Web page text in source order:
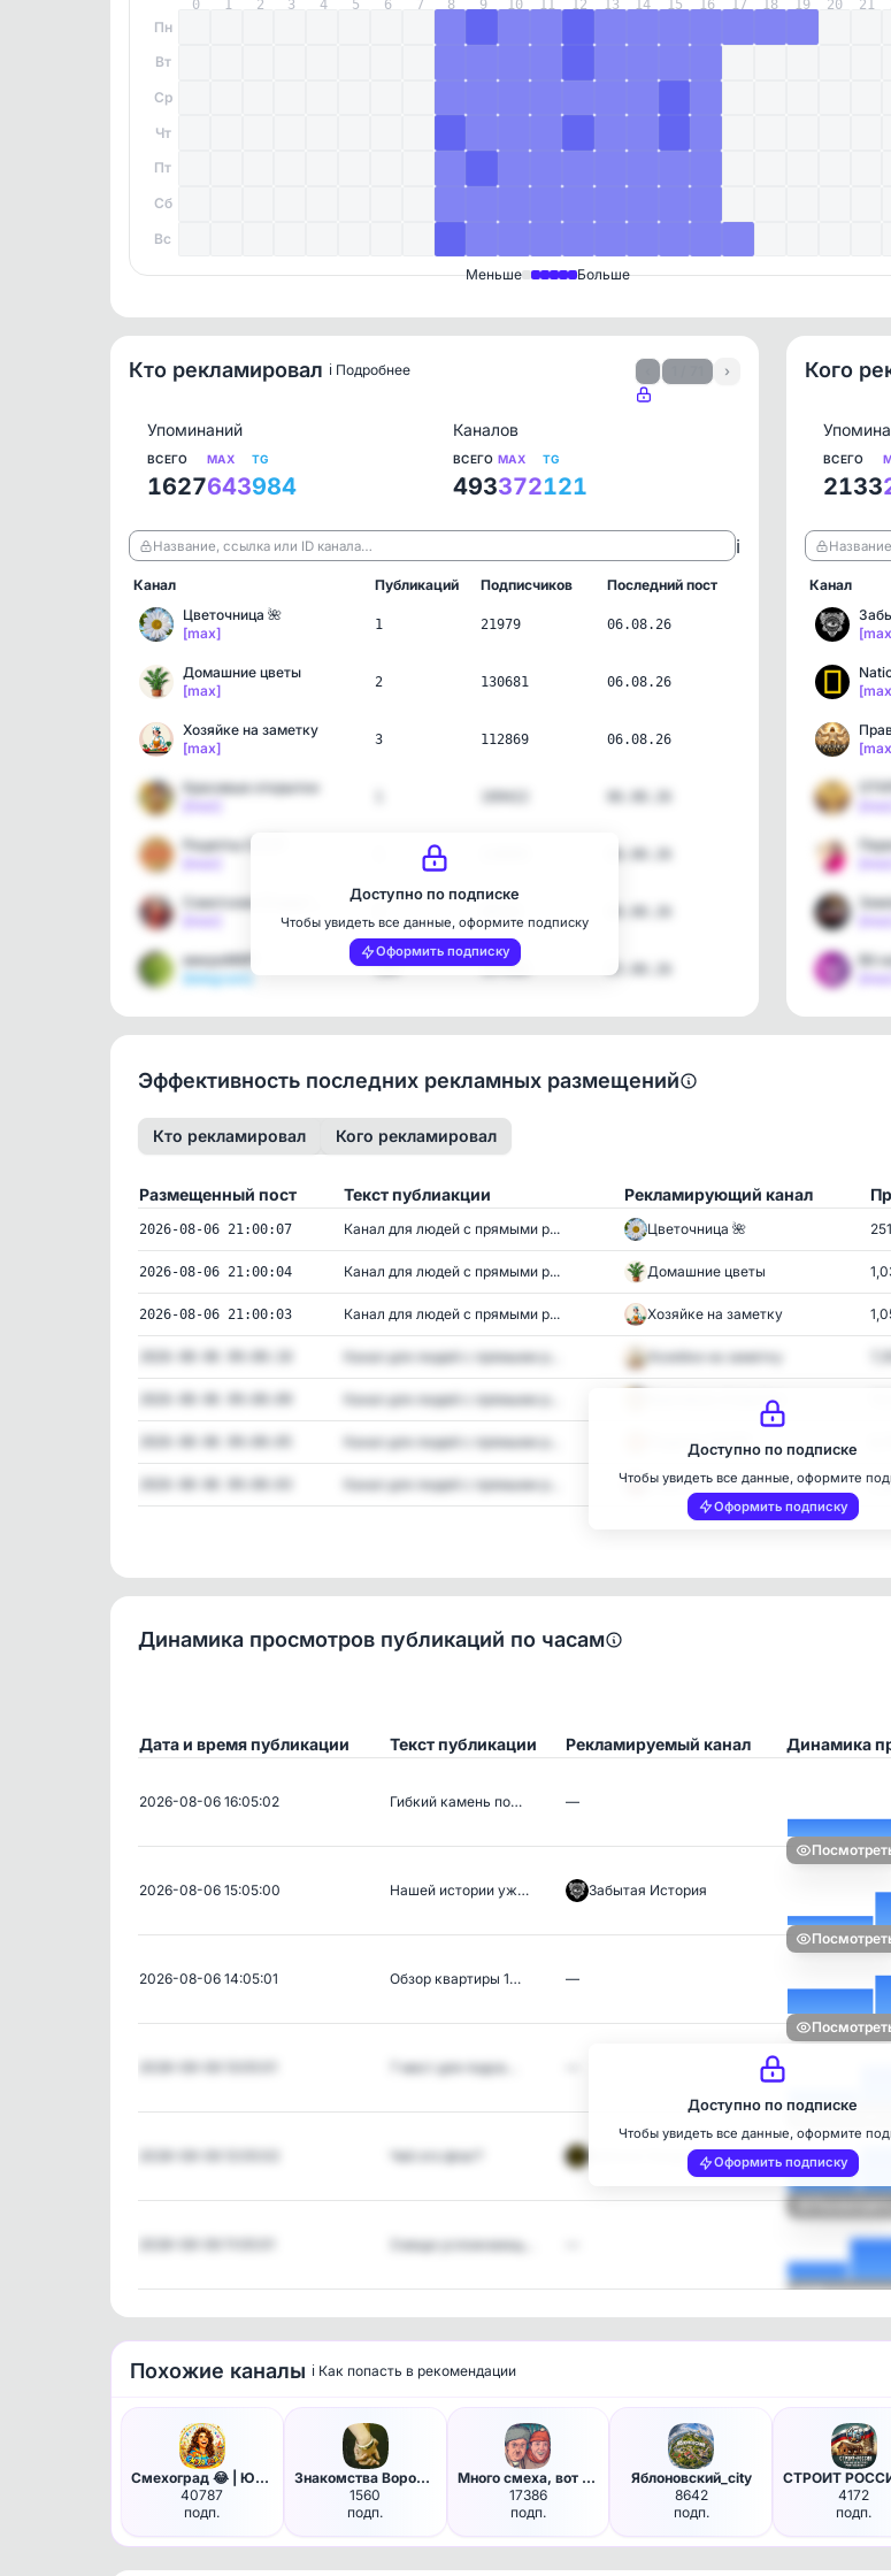
0 1 2 3 4 5 6 7 8 9 10 11 12 13 14 15 16 17 18 19 20 21
Пн
Вт
Ср
Чт
Пт
Сб
Вс
Меньше Больше
Кто рекламировал ℹ️ Подробнее ›
Упоминаний
ВСЕГО
1627
MAX
643
TG
984
Каналов
ВСЕГО
493
MAX
372
TG
121
Название, ссылка или ID канала… ℹ️
Канал Публикаций Подписчиков
Последний пост
Цветочница 🌺
[max]
1 21979 06.08.26
Домашние цветы
[max]
2 130681 06.08.26
Хозяйке на заметку
[max]
3 112869 06.08.26
Красивые открытки
Рецепты СССР
микроМИР
[telegram]
109 127690 05.08.26
Доступно по подписке
Чтобы увидеть все данные, оформите подписку
Оформить подписку
Кого
ВСЕГО
2133
Канал
Вб
Эффективность последних рекламных размещений
Кто рекламировал Кого рекламировал
Размещенный пост Текст публиакции Рекламирующий канал
2026-08-06 21:00:07 Канал для людей с прямыми р... Цветочница 🌺 251
2026-08-06 21:00:04 Канал для людей с прямыми р... Домашние цветы
2026-08-06 21:00:03 Канал для людей с прямыми р... Хозяйке на заметку
Канал для людей с прямыми р... Хозяйке на заметку
Канал для людей с прямыми р... Красивые открытки
Канал для людей с прямыми р... Рецепты СССР
Канал для людей с прямыми р... Советские Открытки!
Доступно по подписке
Чтобы увидеть все данные, оформите
Оформить подписку
Динамика просмотров публикаций по часам
Дата и время публикации Текст публикации Рекламируемый канал Динамика
2026-08-06 16:05:02 Гибкий камень по… —
2026-08-06 15:05:00 Нашей истории уж… Забытая История
2026-08-06 14:05:01 Обзор квартиры 1… —
7 мест для подсв…
Посмотреть
Чей это флаг? National Geograph1c
Посмотреть
3 вещи усложнающ…
Доступно по подписке
Чтобы увидеть все данные, оформите
Оформить подписку
Похожие каналы ℹ️ Как попасть в рекомендации
Смехоград 😂 | Юмор
40787
подп.
Знакомства Воронеж, Воронежск…
1560
подп.
Много смеха, вот потеха! | Юм…
17386
подп.
Яблоновский_city
8642
подп.
4172
подп.